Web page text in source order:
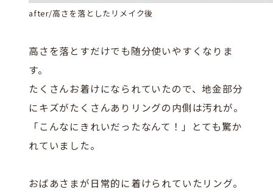
after/高さを落としたリメイク後
高さを落とすだけでも随分使いやすくなりま
す。
たくさんお着けになられていたので、地金部分
にキズがたくさんありリングの内側は汚れが。
「こんなにきれいだったなんて！」とても驚か
れていました。
おばあさまが日常的に着けられていたリング。